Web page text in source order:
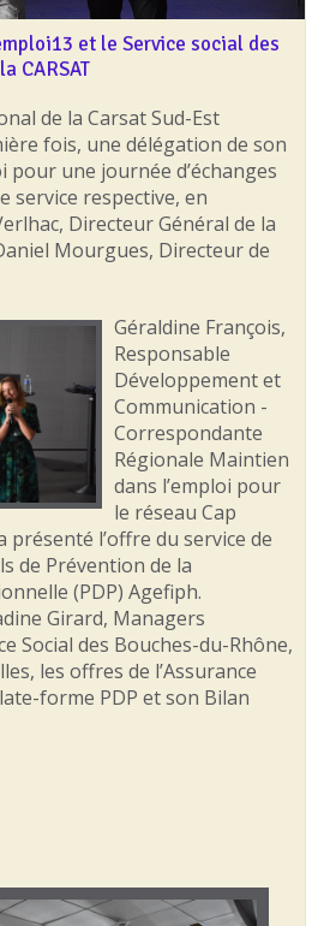
et le Service social des
CARSAT
de la Carsat Sud-Est
fois, une délégation de son
pour une journée d’échanges
service respective, en
Directeur Général de la
Mourgues, Directeur de
Géraldine François,
Responsable
Développement et
Communication -
Correspondante
Régionale Maintien
dans l’emploi pour
le réseau Cap
présenté l’offre du service de
de Prévention de la
(PDP) Agefiph.
Girard, Managers
Social des Bouches-du-Rhône,
les offres de l’Assurance
forme PDP et son Bilan